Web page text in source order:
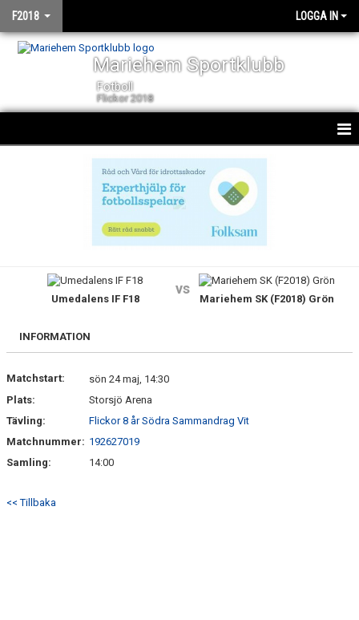
F2018 LOGGA IN
Mariehem Sportklubb
Fotboll
Flickor 2018
TRUPPEN
BILDGALLERI
KONTAKT
Umedalens IF F18
vs
Mariehem SK (F2018) Grön
INFORMATION
Matchstart:
sön 24 maj, 14:30
Plats:
Storsjö Arena
Tävling:
Flickor 8 år Södra Sammandrag Vit
Matchnummer: 192627019
Samling:
14:00
<< Tillbaka